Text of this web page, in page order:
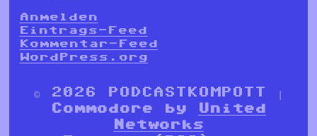
Anmelden
Eintrags-Feed
Kommentar-Feed
WordPress.org
© 2026 PODCASTKOMPOTT |
Commodore by
United
Networks